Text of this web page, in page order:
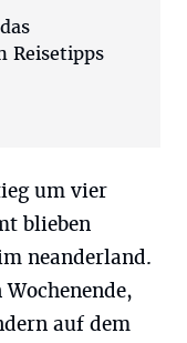
Reisetipps
um vier
blieben
neanderland.
auf dem